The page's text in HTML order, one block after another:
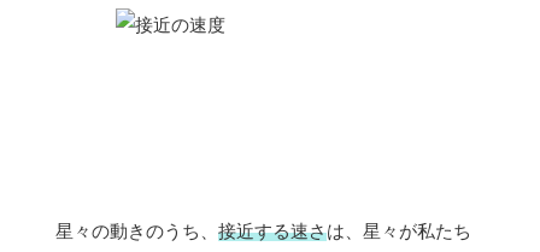
星々の動きのうち、 接近する速さは、星々が私たち